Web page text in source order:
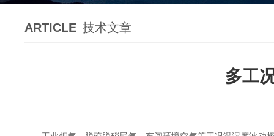
ARTICLE 技术文章
多工